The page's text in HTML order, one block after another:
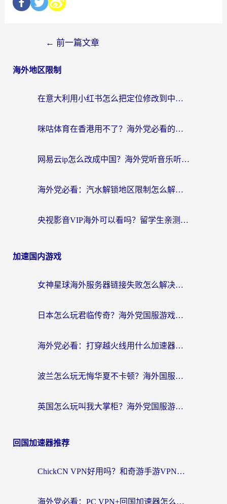
← 前一篇文章
海外地区限制
在意大利用小红书怎么把定位修改到中国国内？3个实用技巧+1个靠谱工具帮你搞定
咪咕体育在香港用不了？海外党必看的回国加速器选择指南（附3个真实场景解决方案）
网易云ip怎么改成中国？海外党听音乐听书的无痛解决方案
海外党必看：汽水解锁地区限制怎么解除？3招解决国内影音&生活服务难题
央视影音VIP海外可以看吗？留学生亲测有效的回国加速器选择指南
加速国内游戏
女神星球海外服务器链接失败怎么解决？海外党国服游戏加速避坑指南
日本怎么玩君临传奇？海外党国服游戏加速避坑指南（附菲律宾欧洲玩家实测）
海外党必看：打穿越火线用什么加速器？解决延迟卡顿，还能玩奇妙拼图世界和第五人格
波兰怎么玩无悔华夏不卡顿？海外国服游戏加速器终极指南（附征途2萤火突击解决方案）
英国怎么玩叫我大掌柜？海外党国服游戏加速避坑指南（附实测推荐）
回国加速器推荐
ChickCN VPN好用吗？和奇游手游VPN对比哪个回国效果更好？海外党亲测实用指南
海外党必看：PC VPN+回国加速器怎么选？无缝访问国内资源全攻略